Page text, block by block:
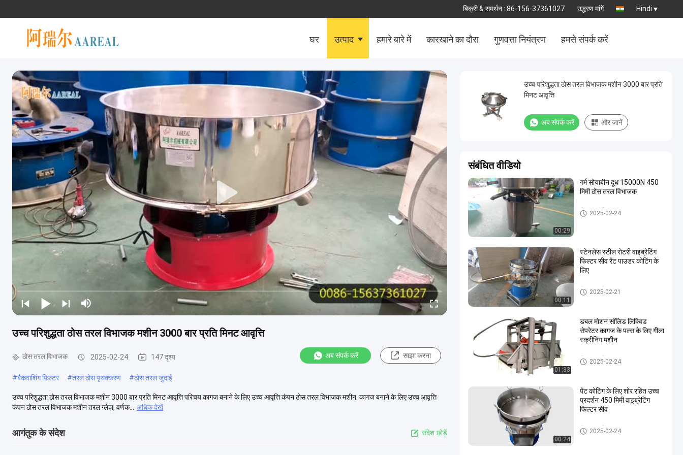
बिक्री & समर्थन : 86-156-37361027 उद्धरण मांगें Hindi
घर उत्पाद हमारे बारे में कारखाने का दौरा गुणवत्ता नियंत्रण हमसे संपर्क करें
उच्च परिशुद्धता ठोस तरल विभाजक मशीन 3000 बार प्रति मिनट आवृत्ति
ठोस तरल विभाजक 2025-02-24 147 दृश्य अब संपर्क करें साझा करना
#बैकवाशिंग फ़िल्टर #तरल ठोस पृथक्करण #ठोस तरल जुदाई
उच्च परिशुद्धता ठोस तरल विभाजक मशीन 3000 बार प्रति मिनट आवृत्ति परिचय कागज बनाने के लिए उच्च आवृत्ति कंपन ठोस तरल विभाजक मशीन: कागज बनाने के लिए उच्च आवृत्ति
कंपन ठोस तरल विभाजक मशीन तरल ग्लेज़, वर्णक...
अधिक देखें
आगंतुक के संदेश संदेश छोड़ें
उच्च परिशुद्धता ठोस तरल विभाजक मशीन 3000 बार प्रति
मिनट आवृत्ति
अब संपर्क करें और जानें
संबंधित वीडियो
00:29
गर्म सोयाबीन दूध 15000N 450
मिमी ठोस तरल विभाजक
ठोस तरल विभाजक
2025-02-24
00:11
स्टेनलेस स्टील रोटरी वाइब्रेटिंग
फिल्टर सीव रेंट पाउडर कोटिंग के
लिए
ठोस तरल विभाजक
2025-02-21
01:33
डबल मोशन सॉलिड लिक्विड
सेपरेटर कागज के पल्स के लिए गीला
स्क्रीनिंग मशीन
ठोस तरल विभाजक
2025-02-24
00:24
पेंट कोटिंग के लिए शोर रहित उच्च
प्रदर्शन 450 मिमी वाइब्रेटिंग
फिल्टर सीव
ठोस तरल विभाजक
2025-02-24